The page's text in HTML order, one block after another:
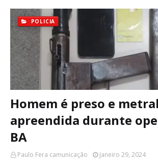
POLICIA
Homem é preso e
apreendida durante
BA
Paulo Fera camunicação Janeiro 29, 2024